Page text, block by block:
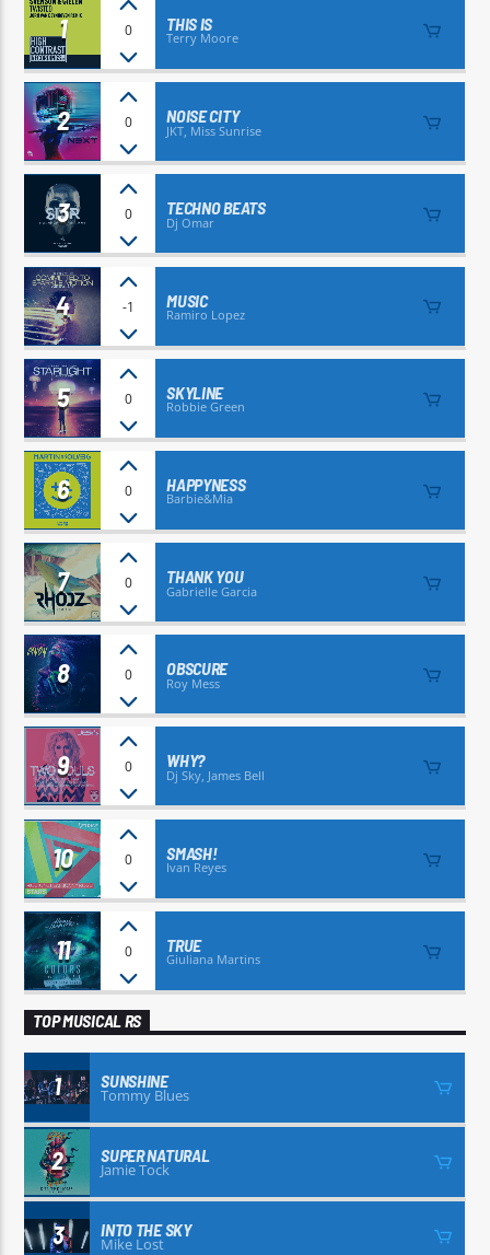
RÁDIO SENSAÇÕES 128Kbps
1 0 THIS IS
Terry Moore
2 0 NOISE CITY
JKT, Miss Sunrise
3 0 TECHNO BEATS
Dj Omar
4 -1 MUSIC
Ramiro Lopez
5 0 SKYLINE
Robbie Green
6 0 HAPPYNESS
Barbie&Mia
7 0 THANK YOU
Gabrielle Garcia
8 0 OBSCURE
Roy Mess
9 0 WHY?
Dj Sky, James Bell
10 0 SMASH!
Ivan Reyes
11 0 TRUE
Giuliana Martins
TOP MUSICAL RS
1 SUNSHINE
Tommy Blues
2 SUPER NATURAL
Jamie Tock
3 INTO THE SKY
Mike Lost